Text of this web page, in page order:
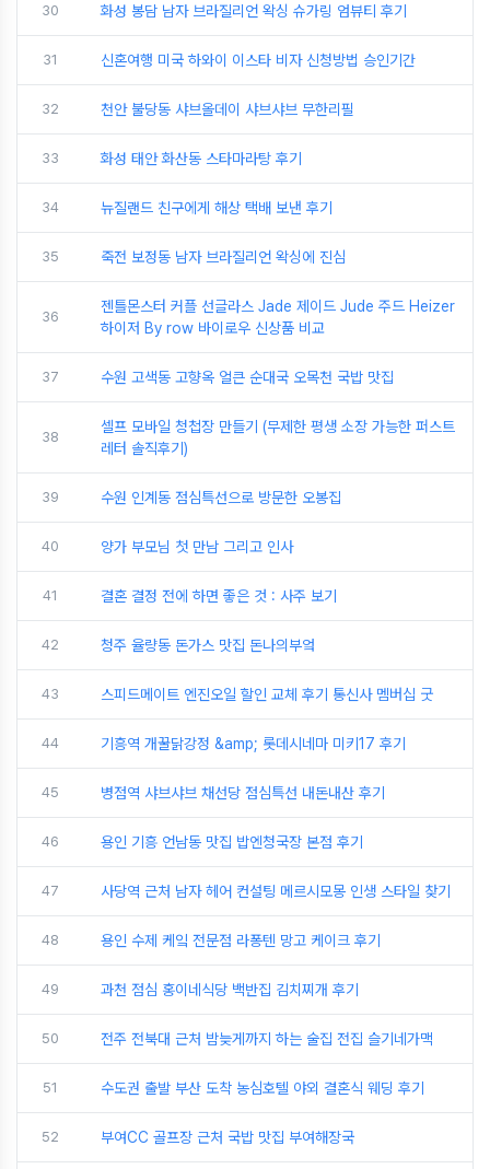
30 화성 봉담 남자 브라질리언 왁싱 슈가링 엄뷰티 후기
31 신혼여행 미국 하와이 이스타 비자 신청방법 승인기간
32 천안 불당동 샤브올데이 샤브샤브 무한리필
33 화성 태안 화산동 스타마라탕 후기
34 뉴질랜드 친구에게 해상 택배 보낸 후기
35 죽전 보정동 남자 브라질리언 왁싱에 진심
36
젠틀몬스터 커플 선글라스 Jade 제이드 Jude 주드 Heizer
하이저 By row 바이로우 신상품 비교
37 수원 고색동 고향옥 얼큰 순대국 오목천 국밥 맛집
38
셀프 모바일 청첩장 만들기 (무제한 평생 소장 가능한 퍼스트
레터 솔직후기)
39 수원 인계동 점심특선으로 방문한 오봉집
40 양가 부모님 첫 만남 그리고 인사
41 결혼 결정 전에 하면 좋은 것 : 사주 보기
42 청주 율량동 돈가스 맛집 돈나의부엌
43 스피드메이트 엔진오일 할인 교체 후기 통신사 멤버십 굿
44 기흥역 개꿀닭강정 &amp; 롯데시네마 미키17 후기
45 병점역 샤브샤브 채선당 점심특선 내돈내산 후기
46 용인 기흥 언남동 맛집 밥엔청국장 본점 후기
47 사당역 근처 남자 헤어 컨설팅 메르시모몽 인생 스타일 찾기
48 용인 수제 케잌 전문점 라퐁텐 망고 케이크 후기
49 과천 점심 홍이네식당 백반집 김치찌개 후기
50 전주 전북대 근처 밤늦게까지 하는 술집 전집 슬기네가맥
51 수도권 출발 부산 도착 농심호텔 야외 결혼식 웨딩 후기
52 부여CC 골프장 근처 국밥 맛집 부여해장국